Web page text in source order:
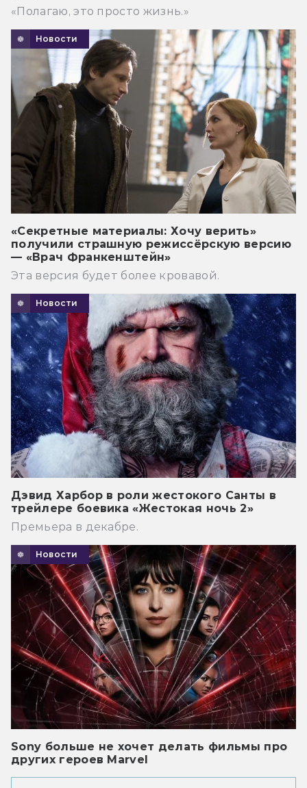
«Полагаю, это просто жизнь.»
Новости
«Секретные материалы: Хочу верить»
получили страшную режиссёрскую версию
— «Врач Франкенштейн»
Эта версия будет более кровавой.
Новости
Дэвид Харбор в роли жестокого Санты в
трейлере боевика «Жестокая ночь 2»
Премьера в декабре.
Новости
Sony больше не хочет делать фильмы про
других героев Marvel